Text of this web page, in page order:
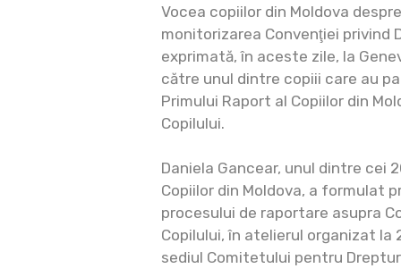
Vocea copiilor din Moldova
monitorizarea Convenţiei privind
exprimată, în aceste zile, la
către unul dintre copiii care au
Primului Raport al Copiilor din
Copilului.
Daniela Gancear, unul dintre cei
Copiilor din Moldova, a formulat
procesului de raportare asupra
Copilului, în atelierul organizat la
sediul Comitetului pentru